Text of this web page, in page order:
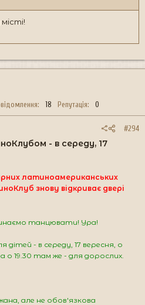
18 Репутація 0
#294
- в середу, 17
латиноамериканських
знову відкриває двері
танцювати! Ура!
- в середу, 17 вересня, о
о 19.30 там же - для дорослих.
але не обов'язкова